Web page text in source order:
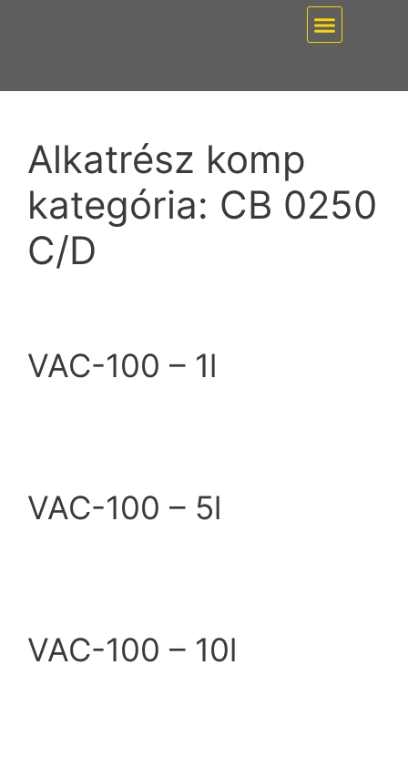
Alkatrész komp
kategória: CB 0250
C/D
VAC-100 – 1l
VAC-100 – 5l
VAC-100 – 10l